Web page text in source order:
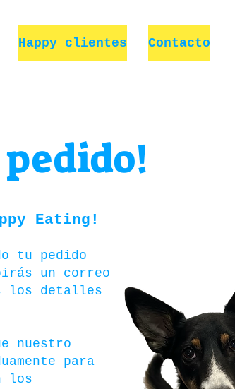
Happy clientes Contacto
pedido!
Eating!
tu pedido
un correo
los detalles
nuestro
para
los